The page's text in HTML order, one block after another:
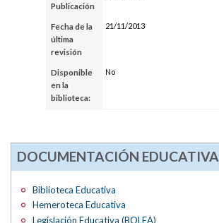
Publicación
Fecha de la
última
revisión
21/11/2013
Disponible
en la
biblioteca:
No
DOCUMENTACIÓN EDUCATIVA
Biblioteca Educativa
Hemeroteca Educativa
Legislación Educativa (BOLEA)